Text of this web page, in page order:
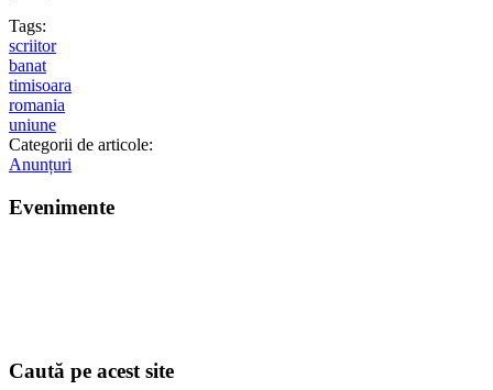
Tags:
scriitor
banat
timisoara
romania
uniune
Categorii de articole:
Anunțuri
Evenimente
Caută pe acest site